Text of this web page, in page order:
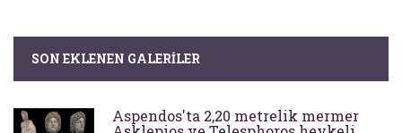
SON EKLENEN GALERILER
Aspendos'ta 2,20 metrelik mermer